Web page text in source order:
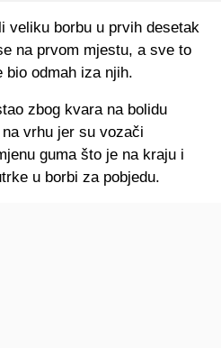
veliku borbu u prvih desetak
na prvom mjestu, a sve to
bio odmah iza njih.
zbog kvara na bolidu
vrhu jer su vozači
guma što je na kraju i
u borbi za pobjedu.